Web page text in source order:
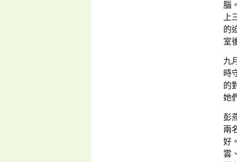
腦
上
的
室
九
時
的
她
彭
兩
好
雲